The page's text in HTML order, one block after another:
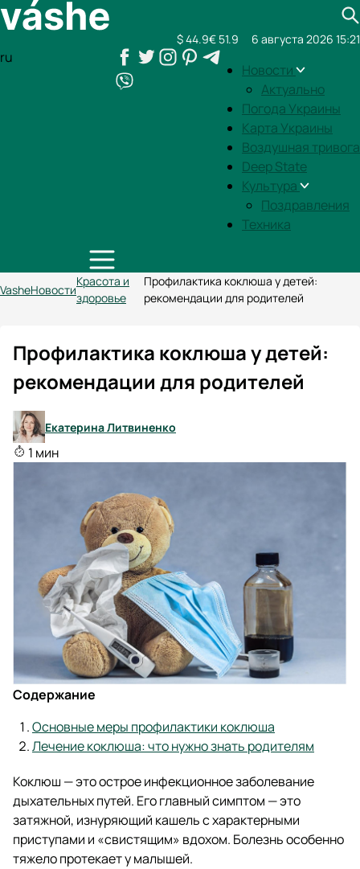
ru
Новости
Актуально
Погода Украины
Карта Украины
Воздушная тривога
Deep State
Культура
Поздравления
Техника
$ 44.9€ 51.9 6 августа 2026 15:21
VasheНовости
Красота и
здоровье
Профилактика коклюша у детей:
рекомендации для родителей
Профилактика коклюша у детей:
рекомендации для родителей
Екатерина Литвиненко
1 мин
Содержание
Основные меры профилактики коклюша
Лечение коклюша: что нужно знать родителям
Коклюш — это острое инфекционное заболевание
дыхательных путей. Его главный симптом — это
затяжной, изнуряющий кашель с характерными
приступами и «свистящим» вдохом. Болезнь особенно
тяжело протекает у малышей.